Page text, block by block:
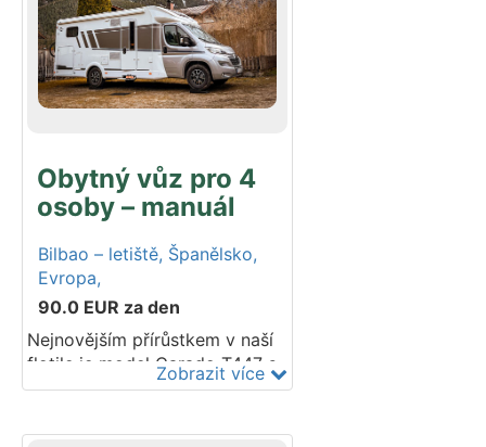
podvozku Ford nebo Fiat.
Modelový rok 2024–2025. Do
tohoto vozidla lze umístit 2
dětské autosedačky – ISOFIX.
Obytný vůz pro 4
osoby – manuál
Bilbao – letiště, Španělsko,
Evropa,
90.0 EUR za den
Nejnovějším přírůstkem v naší
flotile je model Carado T447 s
manuální převodovkou pro až
kuchyň, prostorná ložnice a
Zobrazit více